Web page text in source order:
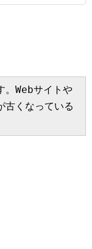
。Webサイトや
古くなっている